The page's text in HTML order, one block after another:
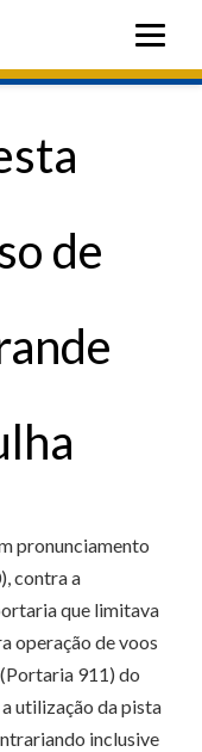
de
pronunciamento
contra a
que limitava
operação de voos
911) do
utilização da pista
inclusive